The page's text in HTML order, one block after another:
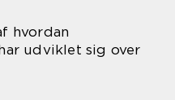
hvordan
udviklet sig over